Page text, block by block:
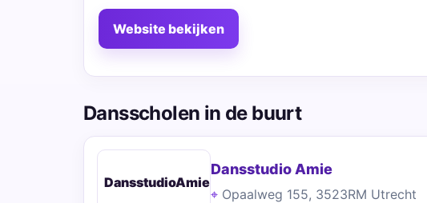
Website bekijken
Dansscholen in de buurt
DansstudioAmie
Dansstudio Amie
Opaalweg 155, 3523RM Utrecht